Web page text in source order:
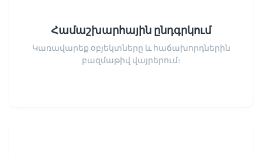
Համաշխարհային ընդգրկում
Կառավարեք օբյեկտները և հաճախորդներին
բազմաթիվ վայրերում։